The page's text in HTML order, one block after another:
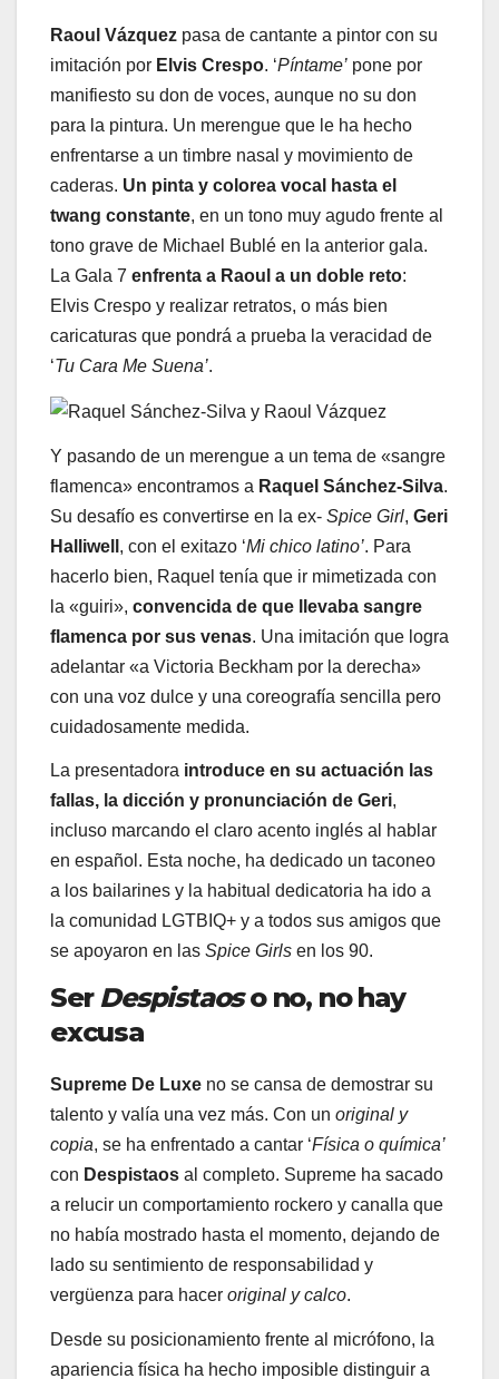
Raoul Vázquez pasa de cantante a pintor con su
imitación por Elvis Crespo. ‘Píntame’ pone por
manifiesto su don de voces, aunque no su don
para la pintura. Un merengue que le ha hecho
enfrentarse a un timbre nasal y movimiento de
caderas. Un pinta y colorea vocal hasta el
twang constante, en un tono muy agudo frente al
tono grave de Michael Bublé en la anterior gala.
La Gala 7 enfrenta a Raoul a un doble reto:
Elvis Crespo y realizar retratos, o más bien
caricaturas que pondrá a prueba la veracidad de
‘Tu Cara Me Suena’.
Y pasando de un merengue a un tema de «sangre
flamenca» encontramos a Raquel Sánchez-Silva.
Su desafío es convertirse en la ex- Spice Girl, Geri
Halliwell , con el exitazo ‘Mi chico latino’. Para
hacerlo bien, Raquel tenía que ir mimetizada con
la «guiri», convencida de que llevaba sangre
flamenca por sus venas. Una imitación que logra
adelantar «a Victoria Beckham por la derecha»
con una voz dulce y una coreografía sencilla pero
cuidadosamente medida.
La presentadora introduce en su actuación las
fallas, la dicción y pronunciación de Geri,
incluso marcando el claro acento inglés al hablar
en español. Esta noche, ha dedicado un taconeo
a los bailarines y la habitual dedicatoria ha ido a
la comunidad LGTBIQ+ y a todos sus amigos que
se apoyaron en las Spice Girls en los 90.
SerDespistaoso no, no hay
excusa
Supreme De Luxe no se cansa de demostrar su
talento y valía una vez más. Con un original y
copia, se ha enfrentado a cantar ‘Física o química’
con Despistaos al completo. Supreme ha sacado
a relucir un comportamiento rockero y canalla que
no había mostrado hasta el momento, dejando de
lado su sentimiento de responsabilidad y
vergüenza para hacer original y calco.
Desde su posicionamiento frente al micrófono, la
apariencia física ha hecho imposible distinguir a